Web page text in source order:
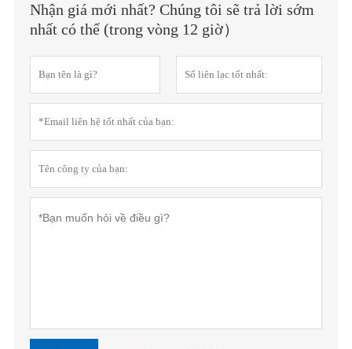
Nhận giá mới nhất? Chúng tôi sẽ trả lời sớm
nhất có thể (trong vòng 12 giờ）